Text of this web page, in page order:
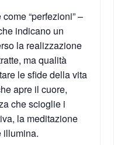
“perfezioni” –
indicano un
la realizzazione
ma qualità
le sfide della vita
apre il cuore,
che scioglie i
la meditazione
illumina.